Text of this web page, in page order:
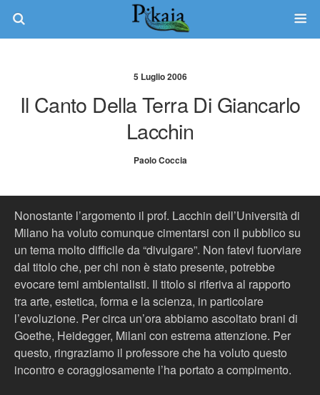
5 Luglio 2006
Il Canto Della Terra Di Giancarlo
Lacchin
Paolo Coccia
Nonostante l’argomento il prof. Lacchin dell’Università di
Milano ha voluto comunque cimentarsi con il pubblico su
un tema molto difficile da “divulgare”. Non fatevi fuorviare
dal titolo che, per chi non è stato presente, potrebbe
evocare temi ambientalisti. Il titolo si riferiva al rapporto
tra arte, estetica, forma e la scienza, in particolare
l’evoluzione. Per circa un’ora abbiamo ascoltato brani di
Goethe, Heidegger, Milani con estrema attenzione. Per
questo, ringraziamo il professore che ha voluto questo
incontro e coraggiosamente l’ha portato a compimento.